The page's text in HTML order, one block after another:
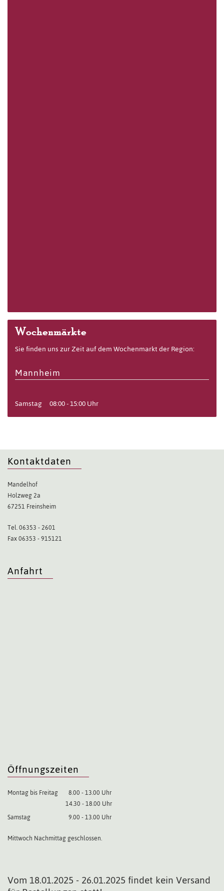
Wochenmärkte
Sie finden uns zur Zeit auf dem Wochenmarkt der Region:
Mannheim
Samstag 08:00 - 15:00 Uhr
Kontaktdaten
Mandelhof
Holzweg 2a
67251 Freinsheim
Tel. 06353 - 2601
Fax 06353 - 915121
Anfahrt
Öffnungszeiten
Montag bis Freitag
8.00 - 13.00 Uhr
14.30 - 18.00 Uhr
Samstag
9.00 - 13.00 Uhr
Mittwoch Nachmittag geschlossen.
Vom 18.01.2025 - 26.01.2025 findet kein Versand